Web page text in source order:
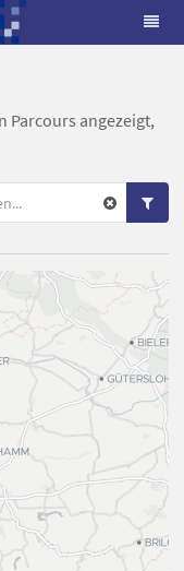
Parcours angezeigt,